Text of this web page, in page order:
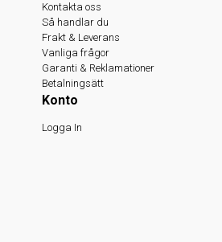
Kontakta oss
Så handlar du
Frakt & Leverans
Vanliga frågor
Garanti & Reklamationer
Betalningsätt
Konto
Logga In